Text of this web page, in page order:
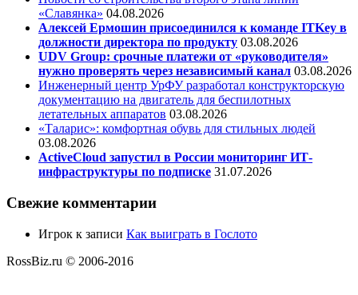
«Славянка» 04.08.2026
Алексей Ермошин присоединился к команде ITKey в
должности директора по продукту 03.08.2026
UDV Group: срочные платежи от «руководителя»
нужно проверять через независимый канал 03.08.2026
Инженерный центр УрФУ разработал конструкторскую
документацию на двигатель для беспилотных
летательных аппаратов 03.08.2026
«Таларис»: комфортная обувь для стильных людей
03.08.2026
ActiveCloud запустил в России мониторинг ИТ-
инфраструктуры по подписке 31.07.2026
Свежие комментарии
Игрок к записи Как выиграть в Гослото
RossBiz.ru © 2006-2016